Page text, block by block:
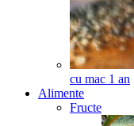
cu mac 1 an
Alimente
Fructe